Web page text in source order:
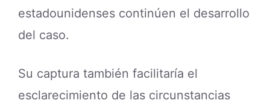
estadounidenses continúen el desarrollo
del caso.
Su captura también facilitaría el
esclarecimiento de las circunstancias